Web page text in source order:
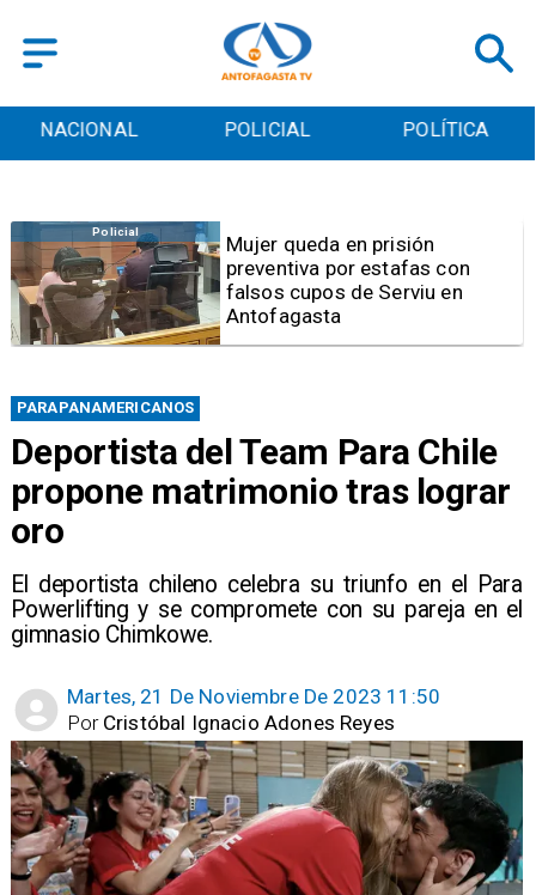
POLICIAL POLÍTICA CULTURA
Deportista del Team Para Chile
propone matrimonio tras lograr
oro
El deportista chileno celebra su triunfo en el Para
Powerlifting y se compromete con su pareja en el
gimnasio Chimkowe.
PARAPANAMERICANOS
Martes, 21 De Noviembre De 2023 11:50
Cristóbal Ignacio Adones Reyes
Por
Videos
Video | Choferes del
TransAntofagasta piden
sistema mixto de pago